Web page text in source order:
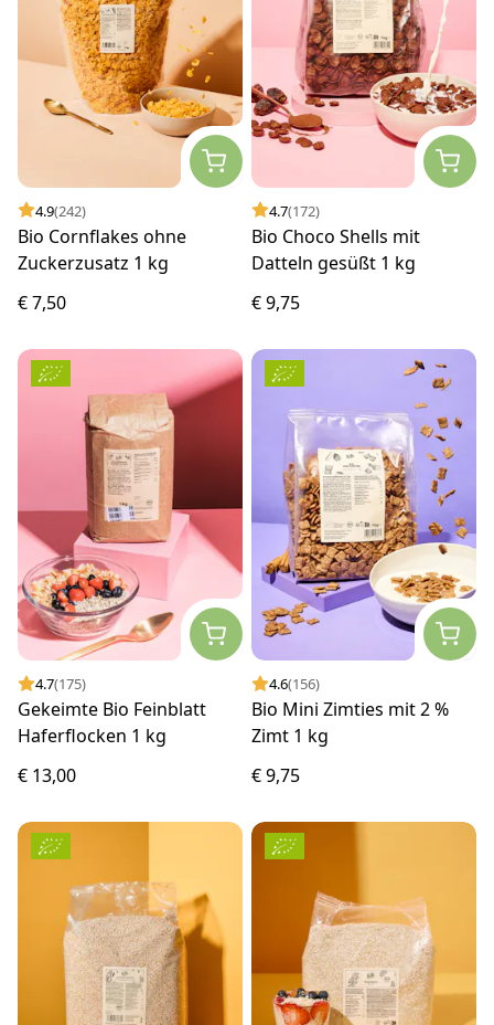
4.9(242)
Bio Cornflakes ohne
Zuckerzusatz 1 kg
€ 7,50
4.7(172)
Bio Choco Shells mit
Datteln gesüßt 1 kg
€ 9,75
4.7(175)
Gekeimte Bio Feinblatt
Haferflocken 1 kg
€ 13,00
4.6(156)
Bio Mini Zimties mit 2 %
Zimt 1 kg
€ 9,75